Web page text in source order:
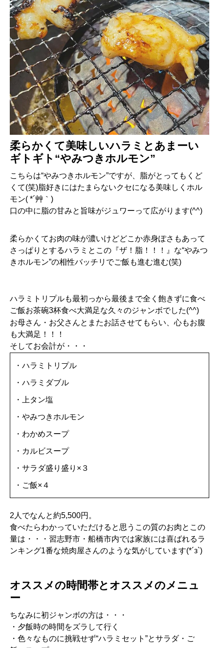
柔らかくて美味しいハラミとあまーい
ギトギト“やみつきホルモン”
こちらは“やみつきホルモン”ですが、脂がとってもくど
くて(笑)脂好きにはたまらないクセになる美味しくホル
モン( *´艸｀)
口の中に脂の甘みと旨味がジュワーって広がります(^^)
柔らかくてお肉の味が濃いけどどこか赤身ぽさもあって
さっぱりとするハラミとこの『ザ！脂！！！』な“やみつ
きホルモン”の相性バッチリでご飯も進む進む(笑)
ハラミトリプルも最初っから最後まで全く飽きずに食べ
ご飯お茶碗3杯食べ大満足な久々のジャンボでした(^^)
お母さん・お父さんとまたお話させてもらい、心もお腹
も大満足！！！
そしてお会計が・・・
・ハラミトリプル
・ハラミダブル
・上タン塩
・やみつきホルモン
・わかめスープ
・カルビスープ
・サラダ盛り盛り×３
・ご飯×４
2人でなんと約5,500円。
食べたらわかっていただけると思うこの質のお肉とこの
量は・・・習志野市・船橋市内では家族には喜ばれるラ
ンキング1番な焼肉屋さんのような気がしています(*´з`)
オススメの時間帯とオススメのメニュ
ー
ちなみに初ジャンボの方は・・・
・夕飯時の時間をズラして行く
・色々なものに挑戦せず“ハラミセット”とサラダ・ご